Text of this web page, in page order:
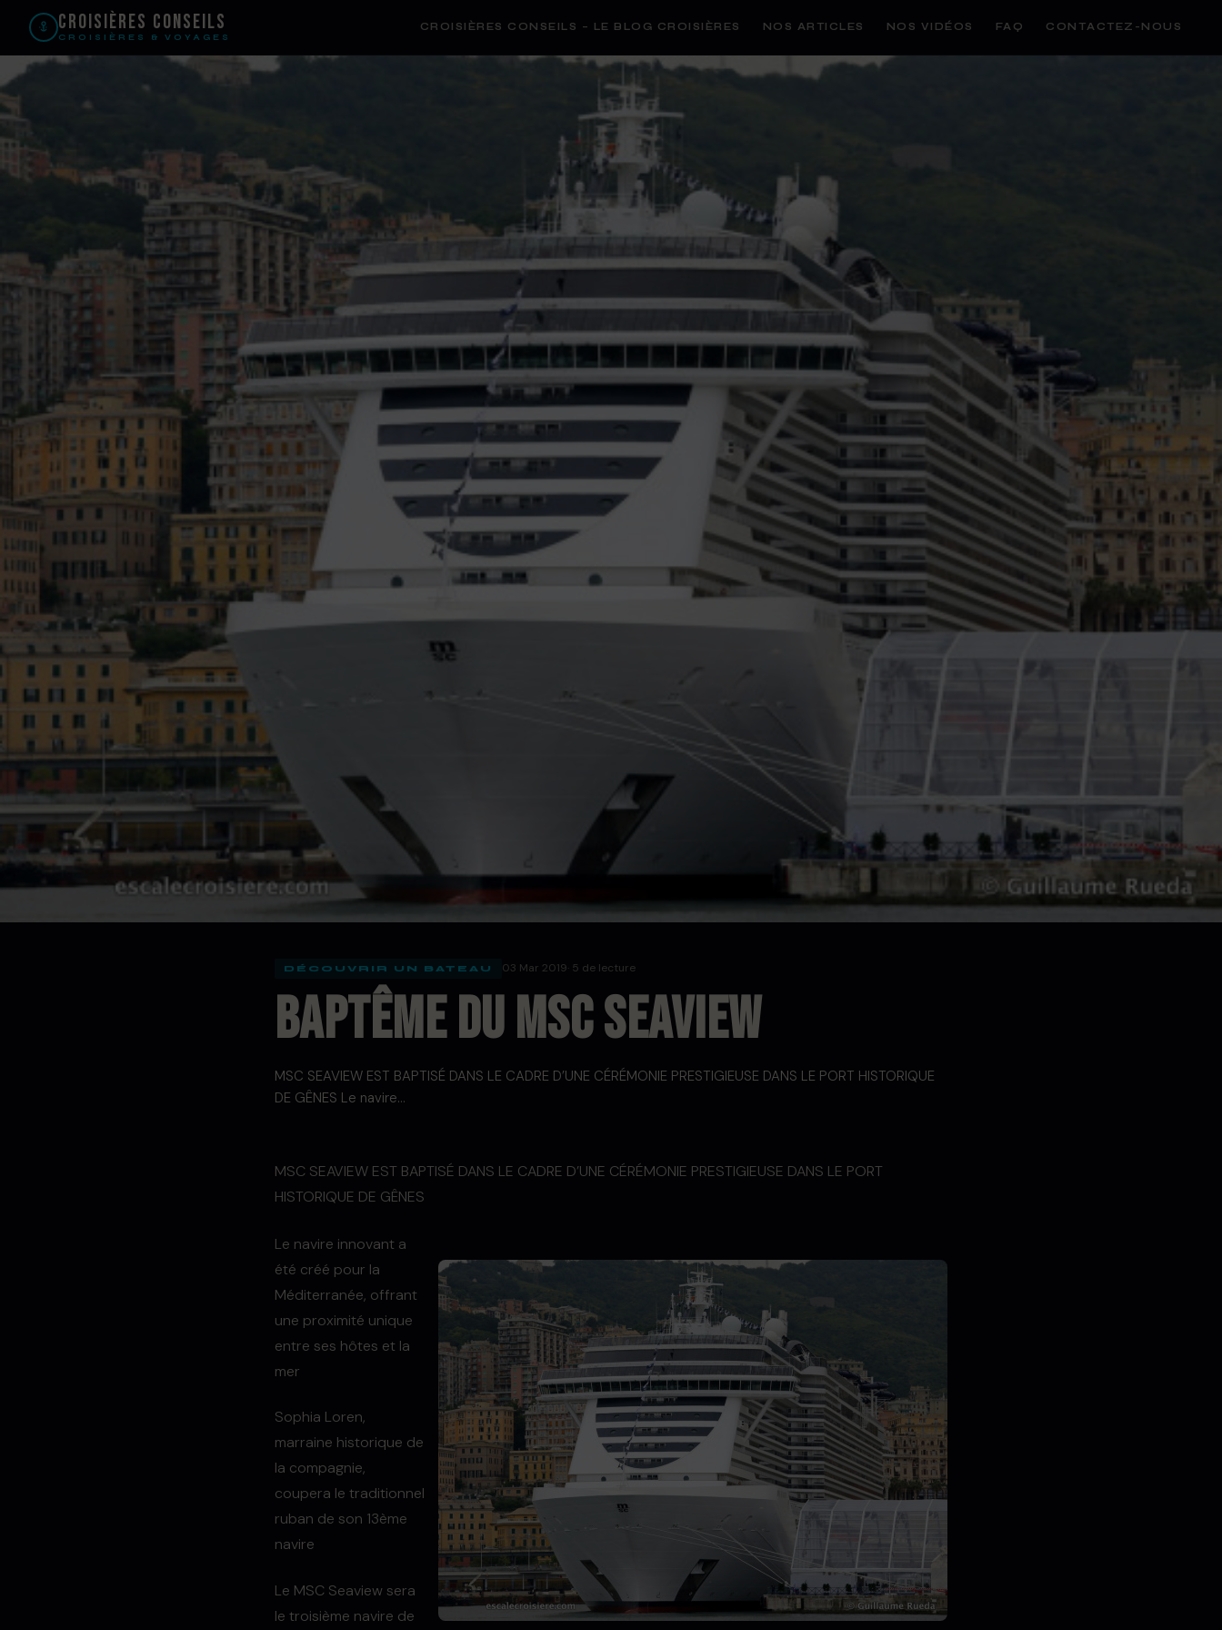
Croisières Conseils
CROISIÈRES & VOYAGES
CROISIÈRES CONSEILS – LE BLOG CROISIÈRES NOS ARTICLES NOS VIDÉOS FAQ CONTACTEZ-NOUS
DÉCOUVRIR UN BATEAU 03 Mar 2019 · 5 de lecture
Baptême du MSC SEAVIEW
MSC SEAVIEW EST BAPTISÉ DANS LE CADRE D’UNE CÉRÉMONIE PRESTIGIEUSE DANS LE PORT HISTORIQUE
DE GÊNES Le navire…
MSC SEAVIEW EST BAPTISÉ DANS LE CADRE D’UNE CÉRÉMONIE PRESTIGIEUSE DANS LE PORT
HISTORIQUE DE GÊNES
Le navire innovant a
été créé pour la
Méditerranée, offrant
une proximité unique
entre ses hôtes et la
mer
Sophia Loren,
marraine historique de
la compagnie,
coupera le traditionnel
ruban de son 13ème
navire
Le MSC Seaview sera
le troisième navire de